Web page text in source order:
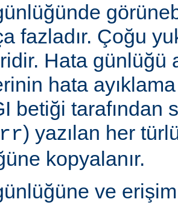
fazladır. Çoğu
Hata günlüğü
hata ayıklama
betiği tarafından
) yazılan her
kopyalanır.
ve